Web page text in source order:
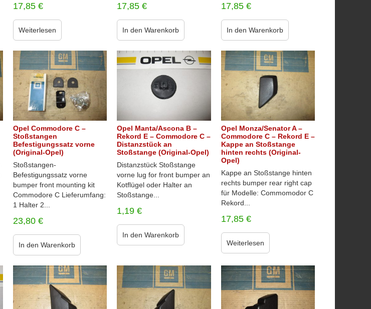
17,85 €
Weiterlesen
17,85 €
In den Warenkorb
17,85 €
In den Warenkorb
Opel Commodore C –
Stoßstangen
Befestigungssatz vorne
(Original-Opel)
Stoßstangen-
Befestigungssatz vorne
bumper front mounting kit
Commodore C Lieferumfang:
1 Halter 2...
23,80 €
In den Warenkorb
Opel Manta/Ascona B –
Rekord E – Commodore C –
Distanzstück an
Stoßstange (Original-Opel)
Distanzstück Stoßstange
vorne lug for front bumper an
Kotflügel oder Halter an
Stoßstange...
1,19 €
In den Warenkorb
Opel Monza/Senator A –
Commodore C – Rekord E –
Kappe an Stoßstange
hinten rechts (Original-
Opel)
Kappe an Stoßstange hinten
rechts bumper rear right cap
für Modelle: Commomodor C
Rekord...
17,85 €
Weiterlesen